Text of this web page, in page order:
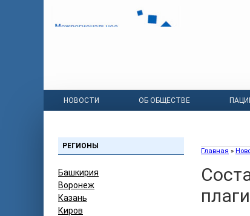
НОВОСТИ ОБ ОБЩЕСТВЕ
РЕГИОНЫ
Башкирия
Воронеж
Казань
Киров
Главная »